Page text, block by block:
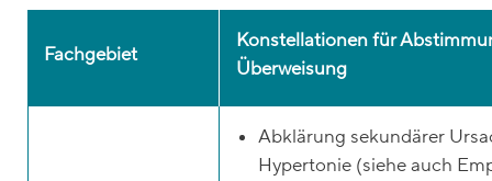
Fachgebiet
Konstellationen für
Überweisung
Abklärung sekundärer
Hypertonie (siehe auch